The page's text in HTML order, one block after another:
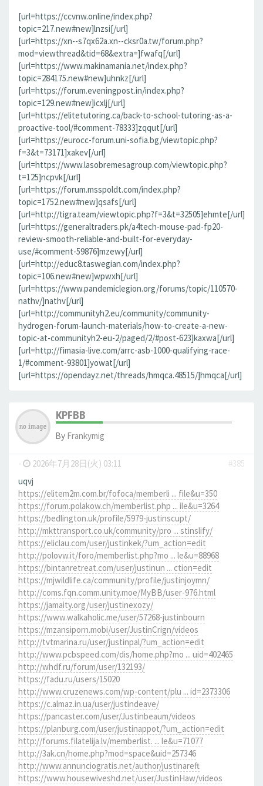
[url=https://ccvnw.online/index.php?
topic=217.new#new]lnzsi[/url]
[url=https://xn--s7qx62a.xn--cksr0a.tw/forum.php?
mod=viewthread&tid=68&extra=]fwafq[/url]
[url=https://www.makinamania.net/index.php?
topic=284175.new#new]uhnkz[/url]
[url=https://forum.eveningpost.in/index.php?
topic=129.new#new]icxlj[/url]
[url=https://elitetutoring.ca/back-to-school-tutoring-as-a-
proactive-tool/#comment-78333]zqqut[/url]
[url=https://eurocc-forum.uni-sofia.bg/viewtopic.php?
f=3&t=73171]xakev[/url]
[url=https://www.lasobremesagroup.com/viewtopic.php?
t=125]ncpvk[/url]
[url=https://forum.msspoldt.com/index.php?
topic=1752.new#new]qsafs[/url]
[url=http://tigra.team/viewtopic.php?f=3&t=32505]ehmte[/url]
[url=https://generaltraders.pk/a4tech-mouse-pad-fp20-
review-smooth-reliable-and-built-for-everyday-
use/#comment-59876]mzewy[/url]
[url=http://educ8.taswegian.com/index.php?
topic=106.new#new]wpwxh[/url]
[url=https://www.pandemiclegion.org/forums/topic/110570-
nathv/]nathv[/url]
[url=http://communityh2.eu/community/community-
hydrogen-forum-launch-materials/how-to-create-a-new-
topic-at-communityh2-eu-2/paged/2/#post-623]kaxwa[/url]
[url=http://fimasia-live.com/arrc-asb-1000-qualifying-race-
1/#comment-93801]yowat[/url]
[url=https://opendayz.net/threads/hmqca.48515/]hmqca[/url]
KPFBB
By Frankymig
- 2026年7月28日(火) 03:11
#385
uqvj
https://elitem2m.com.br/fofoca/memberli ... file&u=350
https://forum.polakow.ch/memberlist.php ... ile&u=3264
https://bedlington.uk/profile/5979-justinscupt/
http://mkttransport.co.uk/community/pro ... stinslify/
https://eliclau.com/user/justinkek/?um_action=edit
http://polovw.it/foro/memberlist.php?mo ... le&u=88968
https://bintanretreat.com/user/justinun ... ction=edit
https://mjwildlife.ca/community/profile/justinjoymn/
http://coms.fqn.comm.unity.moe/MyBB/user-976.html
https://jamaity.org/user/justinexozy/
https://www.walkaholic.me/user/57268-justinbourn
https://mzansiporn.mobi/user/JustinCrign/videos
http://tvtmarina.ru/user/justinpal/?um_action=edit
http://www.pcbspeed.com/dis/home.php?mo ... uid=402465
http://whdf.ru/forum/user/132193/
https://fadu.ru/users/15020
http://www.cruzenews.com/wp-content/plu ... id=2373306
https://c.almaz.in.ua/user/justindeave/
https://pancaster.com/user/Justinbeaum/videos
https://planburg.com/user/justinappot/?um_action=edit
http://forums.filatelija.lv/memberlist. ... le&u=71077
http://3ak.cn/home.php?mod=space&uid=257346
http://www.annunciogratis.net/author/justinareft
https://www.housewiveshd.net/user/JustinHaw/videos